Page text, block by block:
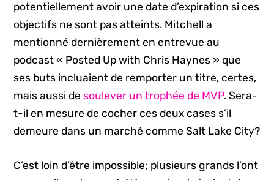
potentiellement avoir une date d’expiration si ces
objectifs ne sont pas atteints. Mitchell a
mentionné dernièrement en entrevue au
podcast « Posted Up with Chris Haynes » que
ses buts incluaient de remporter un titre, certes,
mais aussi desoulever un trophée de MVP. Sera-
t-il en mesure de cocher ces deux cases s’il
demeure dans un marché comme Salt Lake City?
C’est loin d’être impossible; plusieurs grands l’ont